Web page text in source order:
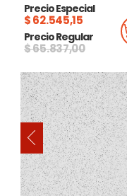
Precio Especial
$ 62.545,15
Precio Regular
$ 65.837,00
‹